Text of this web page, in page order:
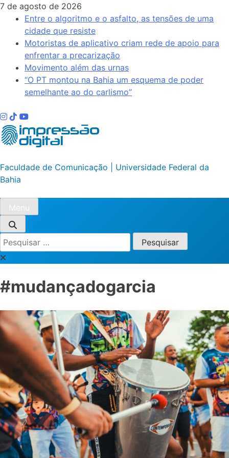
Skip
content
7 de agosto de 2026
Entre o algoritmo e o asfalto, as tensões de uma
cidade que resiste
Motoristas de aplicativo criam rede de apoio para
enfrentar a precarização
Movimento além das urnas
“O PT montou na Bahia um esquema de poder
semelhante ao do carlismo”
Impressão Digital
Faculdade de Comunicação | Universidade Federal da
Bahia
Menu
Pesquisar
por:
#mudançadogarcia